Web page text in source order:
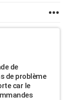
de
de problème
car le